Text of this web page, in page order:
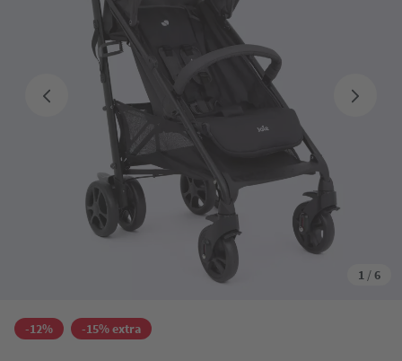
1 /6
-12% -15% extra